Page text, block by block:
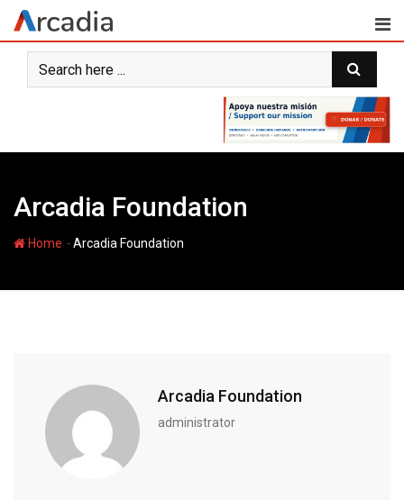
Skip
content
Arcadia Foundation
Home -Arcadia Foundation
Arcadia Foundation
administrator